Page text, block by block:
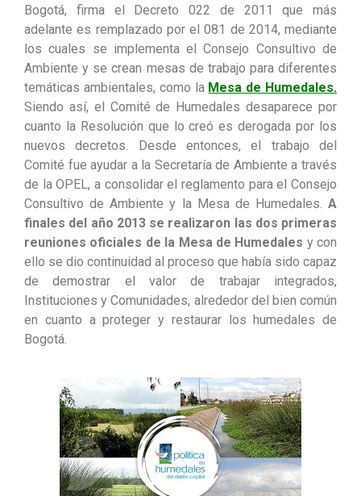
Bogotá, firma el Decreto 022 de 2011 que más
adelante es remplazado por el 081 de 2014, mediante
los cuales se implementa el Consejo Consultivo de
Ambiente y se crean mesas de trabajo para diferentes
temáticas ambientales, como la Mesa de Humedales.
Siendo así, el Comité de Humedales desaparece por
cuanto la Resolución que lo creó es derogada por los
nuevos decretos. Desde entonces, el trabajo del
Comité fue ayudar a la Secretaría de Ambiente a través
de la OPEL, a consolidar el reglamento para el Consejo
Consultivo de Ambiente y la Mesa de Humedales. A
finales del año 2013 se realizaron las dos primeras
reuniones oficiales de la Mesa de Humedales y con
ello se dio continuidad al proceso que había sido capaz
de demostrar el valor de trabajar integrados,
Instituciones y Comunidades, alrededor del bien común
en cuanto a proteger y restaurar los humedales de
Bogotá.